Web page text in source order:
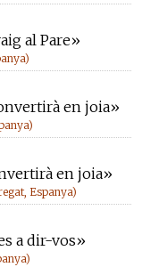
al Pare»
en joia»
en joia»
Espanya)
a dir-vos»